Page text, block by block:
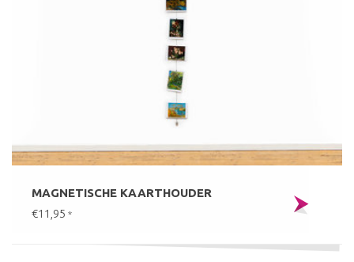
MAGNETISCHE KAARTHOUDER
€11,95 *